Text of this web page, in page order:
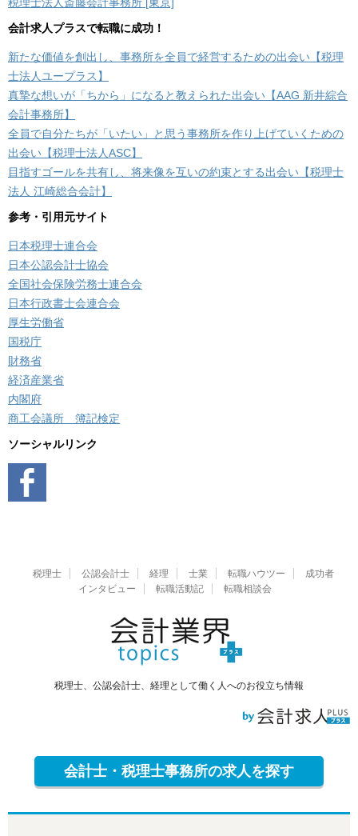
税理士法人斎藤会計事務所 [東京]
会計求人プラスで転職に成功！
新たな価値を創出し、事務所を全員で経営するための出会い【税理
士法人ユープラス】
真摯な想いが「ちから」になると教えられた出会い【AAG 新井綜合
会計事務所】
全員で自分たちが「いたい」と思う事務所を作り上げていくための
出会い【税理士法人ASC】
目指すゴールを共有し、将来像を互いの約束とする出会い【税理士
法人 江崎総合会計】
参考・引用元サイト
日本税理士連合会
日本公認会計士協会
全国社会保険労務士連合会
日本行政書士会連合会
厚生労働省
国税庁
財務省
経済産業省
内閣府
商工会議所 簿記検定
ソーシャルリンク
税理士 公認会計士 経理 士業 転職ハウツー
成功者
インタビュー
転職活動記 転職相談会
税理士、公認会計士、経理として働く人へのお役立ち情報
会計士・税理士事務所の求人を探す